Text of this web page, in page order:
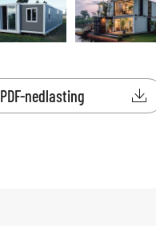
PDF-nedlasting 